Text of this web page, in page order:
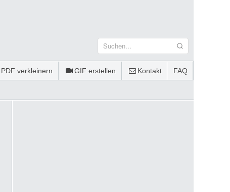
PDF verkleinern GIF erstellen Kontakt FAQ